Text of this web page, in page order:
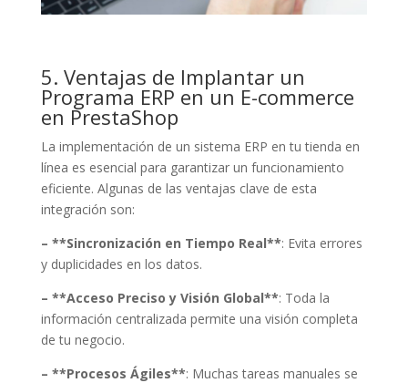
5. Ventajas de Implantar un
Programa ERP en un E-commerce
en PrestaShop
La implementación de un sistema ERP en tu tienda en
línea es esencial para garantizar un funcionamiento
eficiente. Algunas de las ventajas clave de esta
integración son:
– **Sincronización en Tiempo Real**: Evita errores
y duplicidades en los datos.
– **Acceso Preciso y Visión Global**: Toda la
información centralizada permite una visión completa
de tu negocio.
– **Procesos Ágiles**: Muchas tareas manuales se